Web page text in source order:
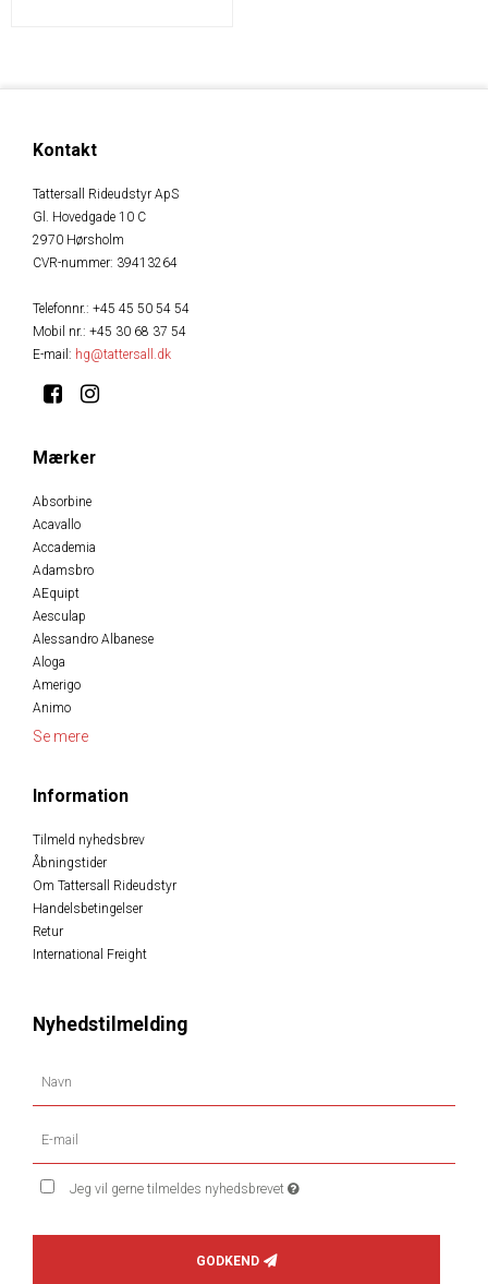
Kontakt
Tattersall Rideudstyr ApS
Gl. Hovedgade 10 C
2970 Hørsholm
CVR-nummer: 39413264
Telefonnr.: +45 45 50 54 54
Mobil nr.: +45 30 68 37 54
E-mail : hg@tattersall.dk
Mærker
Absorbine
Acavallo
Accademia
Adamsbro
AEquipt
Aesculap
Alessandro Albanese
Aloga
Amerigo
Animo
Se mere
Information
Tilmeld nyhedsbrev
Åbningstider
Om Tattersall Rideudstyr
Handelsbetingelser
Retur
International Freight
Nyhedstilmelding
Jeg vil gerne tilmeldes nyhedsbrevet
GODKEND